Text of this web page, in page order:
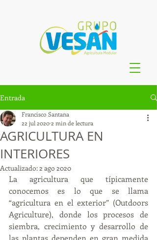
Entrada
AGRICULTURA EN
INTERIORES
Francisco Santana
22 jul 20202 min de lectura
Actualizado:2 ago 2020
La agricultura que típicamente
conocemos es lo que se llama
“agricultura en el exterior” (Outdoors
Agriculture), donde los procesos de
siembra, crecimiento y desarrollo de
las plantas dependen en gran medida